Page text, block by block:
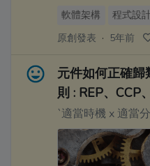
軟體架構 程式設
原創發表 · 5年前
元件如何正確歸
則 : REP、CCP
`適當時機 x 適當